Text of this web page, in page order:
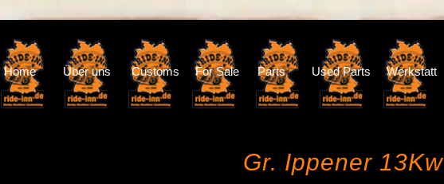
Home Über uns Customs For Sale Parts Used Parts Werkstatt
Gr. Ippener 13Kw